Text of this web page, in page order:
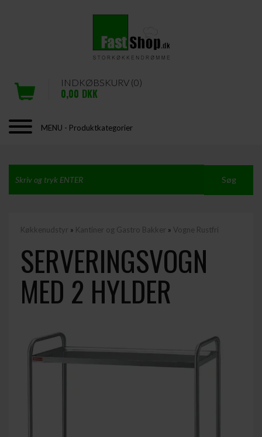
INDKØBSKURV (0)
0,00 DKK
MENU - Produktkategorier
Køkkenudstyr » Kantiner og Gastro Bakker » Vogne Rustfri
SERVERINGSVOGN
MED 2 HYLDER